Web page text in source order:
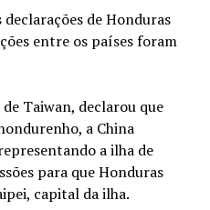
de Honduras
entre os países foram
Taiwan, declarou que
a China
a ilha de
para que Honduras
capital da ilha.